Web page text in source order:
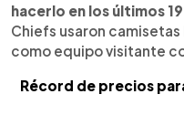
hacerlo en los últimos
Chiefs usaron
como equipo visitante
Récord de precios